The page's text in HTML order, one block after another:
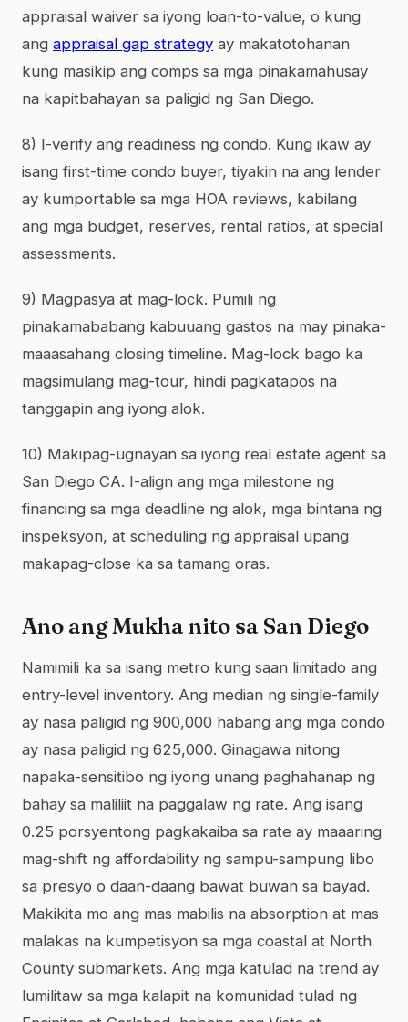
appraisal waiver sa iyong loan-to-value, o kung
ang appraisal gap strategy ay makatotohanan
kung masikip ang comps sa mga pinakamahusay
na kapitbahayan sa paligid ng San Diego.
8) I-verify ang readiness ng condo. Kung ikaw ay
isang first-time condo buyer, tiyakin na ang lender
ay kumportable sa mga HOA reviews, kabilang
ang mga budget, reserves, rental ratios, at special
assessments.
9) Magpasya at mag-lock. Pumili ng
pinakamababang kabuuang gastos na may pinaka-
maaasahang closing timeline. Mag-lock bago ka
magsimulang mag-tour, hindi pagkatapos na
tanggapin ang iyong alok.
10) Makipag-ugnayan sa iyong real estate agent sa
San Diego CA. I-align ang mga milestone ng
financing sa mga deadline ng alok, mga bintana ng
inspeksyon, at scheduling ng appraisal upang
makapag-close ka sa tamang oras.
Ano ang Mukha nito sa San Diego
Namimili ka sa isang metro kung saan limitado ang
entry-level inventory. Ang median ng single-family
ay nasa paligid ng 900,000 habang ang mga condo
ay nasa paligid ng 625,000. Ginagawa nitong
napaka-sensitibo ng iyong unang paghahanap ng
bahay sa maliliit na paggalaw ng rate. Ang isang
0.25 porsyentong pagkakaiba sa rate ay maaaring
mag-shift ng affordability ng sampu-sampung libo
sa presyo o daan-daang bawat buwan sa bayad.
Makikita mo ang mas mabilis na absorption at mas
malakas na kumpetisyon sa mga coastal at North
County submarkets. Ang mga katulad na trend ay
lumilitaw sa mga kalapit na komunidad tulad ng